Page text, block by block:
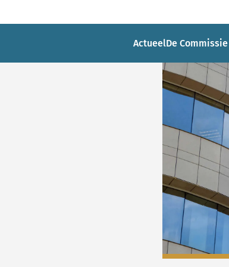
ActueelDe